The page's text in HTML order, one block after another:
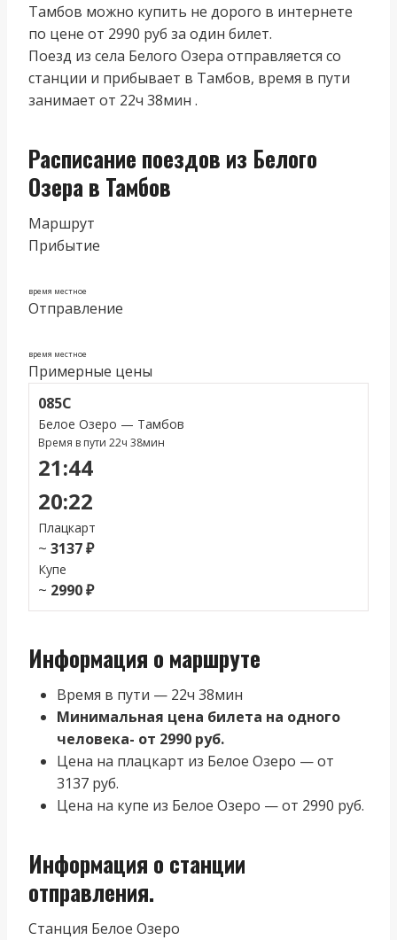
Тамбов можно купить не дорого в интернете
по цене от 2990 руб за один билет.
Поезд из cела Белого Озера отправляется со
станции и прибывает в Тамбов, время в пути
занимает от 22ч 38мин .
Расписание поездов из Белого
Озера в Тамбов
Маршрут
Прибытие
время местное
Отправление
время местное
Примерные цены
085С
Белое Озеро — Тамбов
Время в пути 22ч 38мин
21:44
20:22
Плацкарт
~ 3137 ₽
Купе
~ 2990 ₽
Информация о маршруте
Время в пути — 22ч 38мин
Минимальная цена билета на одного
человека- от 2990 руб.
Цена на плацкарт из Белое Озеро — от
3137 руб.
Цена на купе из Белое Озеро — от 2990 руб.
Информация о станции
отправления.
Станция Белое Озеро